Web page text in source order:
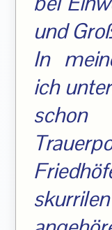
und
In
ich
schon